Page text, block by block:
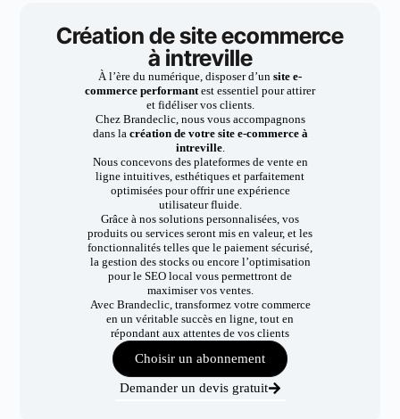
Création de site ecommerce
à intreville
À l’ère du numérique, disposer d’un site e-
commerce performantest essentiel pour attirer
et fidéliser vos clients.
Chez Brandeclic, nous vous accompagnons
dans la création de votre site e-commerce à
intreville.
Nous concevons des plateformes de vente en
ligne intuitives, esthétiques et parfaitement
optimisées pour offrir une expérience
utilisateur fluide.
Grâce à nos solutions personnalisées, vos
produits ou services seront mis en valeur, et les
fonctionnalités telles que le paiement sécurisé,
la gestion des stocks ou encore l’optimisation
pour le SEO local vous permettront de
maximiser vos ventes.
Avec Brandeclic, transformez votre commerce
en un véritable succès en ligne, tout en
répondant aux attentes de vos clients
Choisir un abonnement
Demander un devis gratuit